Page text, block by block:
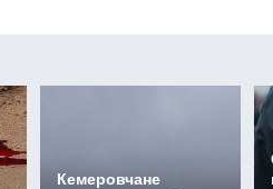
Кемеровчане